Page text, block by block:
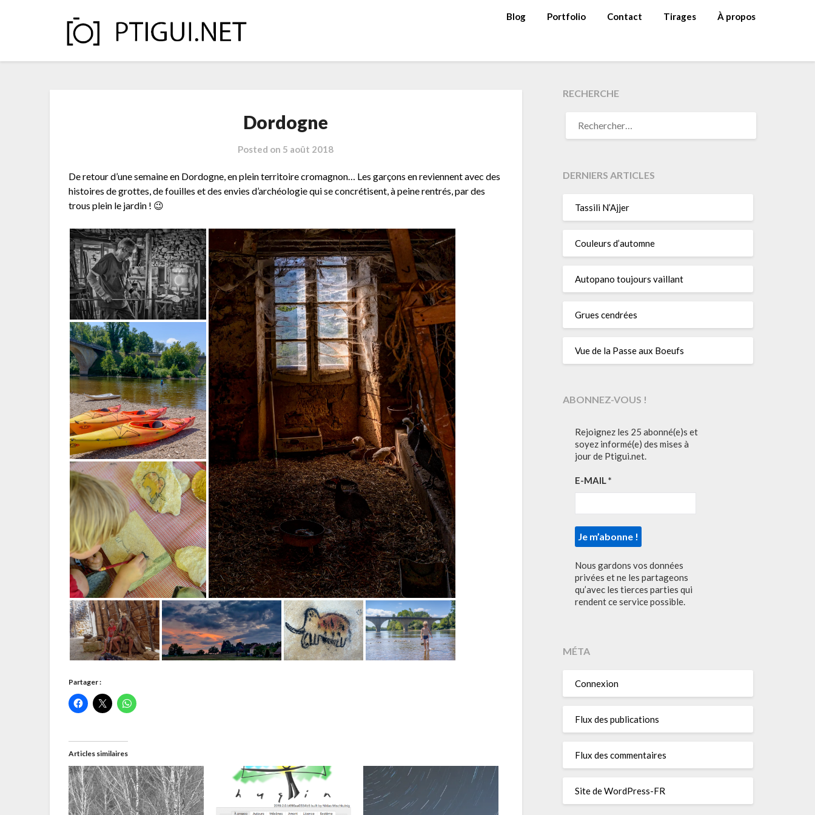
Blog Portfolio Contact Tirages À propos
Dordogne
Posted on 5 août 2018
De retour d’une semaine en Dordogne, en plein territoire cromagnon… Les garçons en reviennent avec des
histoires de grottes, de fouilles et des envies d’archéologie qui se concrétisent, à peine rentrés, par des
trous plein le jardin ! 😉
Partager :
Articles similaires
RECHERCHE
DERNIERS ARTICLES
Tassili N’Ajjer
Couleurs d’automne
Autopano toujours vaillant
Grues cendrées
Vue de la Passe aux Boeufs
ABONNEZ-VOUS !
Rejoignez les 25 abonné(e)s et
soyez informé(e) des mises à
jour de Ptigui.net.
E-MAIL*
Nous gardons vos données
privées et ne les partageons
qu’avec les tierces parties qui
rendent ce service possible.
MÉTA
Connexion
Flux des publications
Flux des commentaires
Site de WordPress-FR